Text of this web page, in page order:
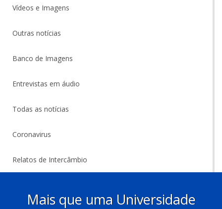
Vídeos e Imagens
Outras notícias
Banco de Imagens
Entrevistas em áudio
Todas as notícias
Coronavirus
Relatos de Intercâmbio
Mais que uma Universidade